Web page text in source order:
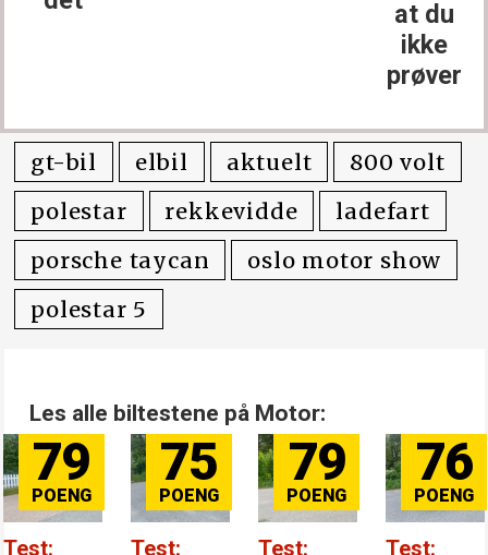
gt-bil elbil aktuelt
800 volt
polestar
rekkevidde
ladefart
porsche taycan
oslo motor show
polestar 5
Les alle biltestene på Motor:
79
Test:
76
Test:
84
Test: Test: